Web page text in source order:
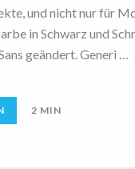
und nicht nur für
in Schwarz und
geändert. Generi …
2 MIN